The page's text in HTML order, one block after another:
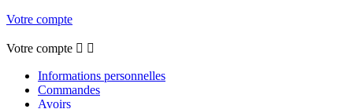
Votre compte
Votre compte  
Informations personnelles
Commandes
Avoirs